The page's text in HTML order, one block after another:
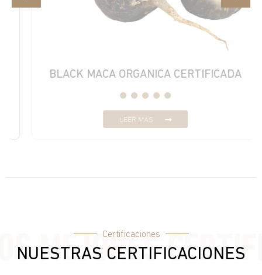
BLACK MACA ORGANICA CERTIFICADA
LEER MÁS
Certificaciones
NUESTRAS CERTIFICACIONES